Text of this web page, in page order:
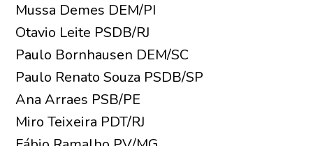
Mussa Demes DEM/PI
Otavio Leite PSDB/RJ
Paulo Bornhausen DEM/SC
Paulo Renato Souza PSDB/SP
Ana Arraes PSB/PE
Miro Teixeira PDT/RJ